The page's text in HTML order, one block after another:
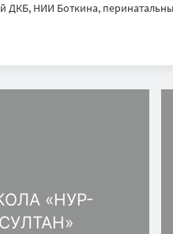
НИИ Боткина,
«НУР-
СУЛТАН»